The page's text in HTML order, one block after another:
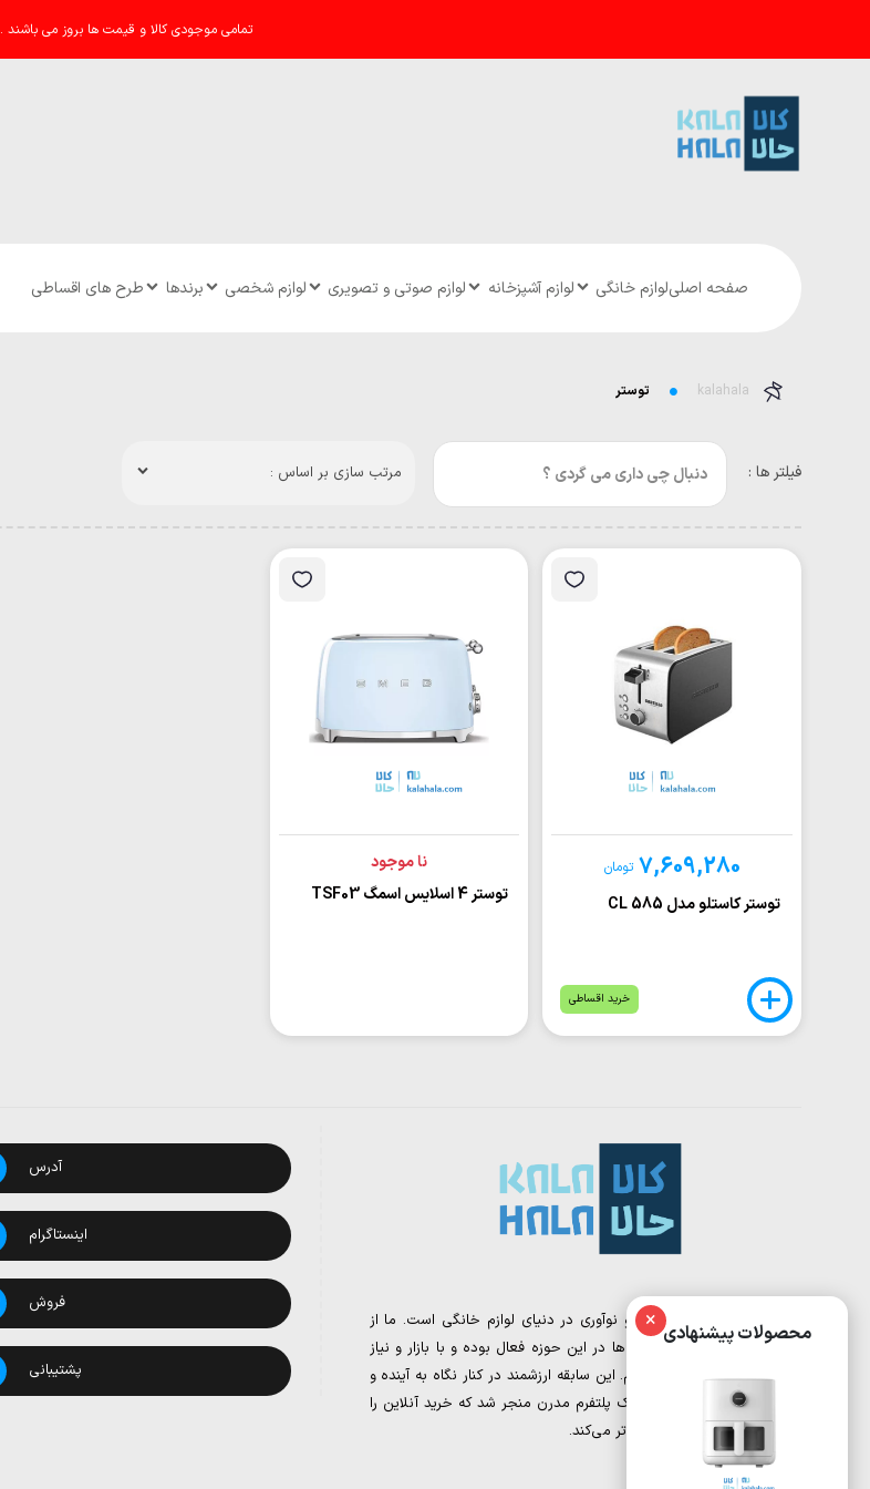
× محصولات پیشنهادی
تمامی موجودی کالا و قیمت ها بروز می باشند .
صفحه اصلیلوازم خانگی لوازم آشپزخانه لوازم صوتی و تصویری لوازم شخصی برندها طرح های اقساطی
kalahala توستر
فیلتر ها : مرتب سازی بر اساس :
7,609,280 تومان
توستر کاستلو مدل CL 585
خرید اقساطی
نا موجود
توستر 4 اسلایس اسمگ TSF03
کالا حالا، نقطه تلاقی تجربه و نوآوری در دنیای لوازم خانگی است. ما از
تیمی تشکیل شده‌ایم که سال‌ها در این حوزه فعال بوده و با بازار و نیاز
مشتریان به‌خوبی آشنا هستیم. این سابقه ارزشمند در کنار نگاه به آینده و
دیجیتال مارکتینگ، به خلق یک پلتفرم مدرن منجر شد که خرید آنلاین را
برای شما ساده‌تر و هوشمندانه‌تر می‌کند.
آدرس
اینستاگرام
فروش
پشتیبانی